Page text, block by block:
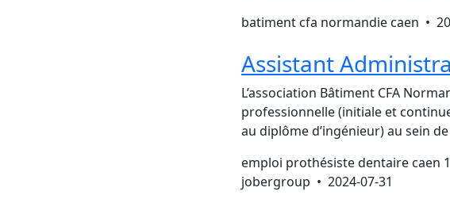
batiment cfa normandie caen •
Assistant
L’association Bâtiment CFA
professionnelle (initiale et
au diplôme d’ingénieur) au sein
emploi prothésiste dentaire caen
jobergroup • 2024-07-31